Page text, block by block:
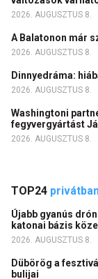
2026. AUGUSZTUS 8.
A Balatonon már
2026. AUGUSZTUS 8.
Dinnyedráma:
2026. AUGUSZTUS 8.
Washingtoni
fegyvergyártást
2026. AUGUSZTUS 8.
TOP24
Újabb gyanús
katonai bázis
2026. AUGUSZTUS 8.
Dübörög a
bulijai